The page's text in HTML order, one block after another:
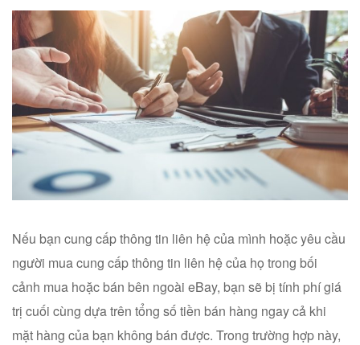
Nếu bạn cung cấp thông tin liên hệ của mình hoặc yêu cầu
người mua cung cấp thông tin liên hệ của họ trong bối
cảnh mua hoặc bán bên ngoài eBay, bạn sẽ bị tính phí giá
trị cuối cùng dựa trên tổng số tiền bán hàng ngay cả khi
mặt hàng của bạn không bán được. Trong trường hợp này,